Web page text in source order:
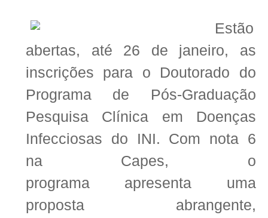
Estão
abertas, até 26 de janeiro, as
inscrições para o Doutorado do
Programa de Pós-Graduação
Pesquisa Clínica em Doenças
Infecciosas do INI. Com nota 6
na Capes, o
programa apresenta uma
proposta abrangente,